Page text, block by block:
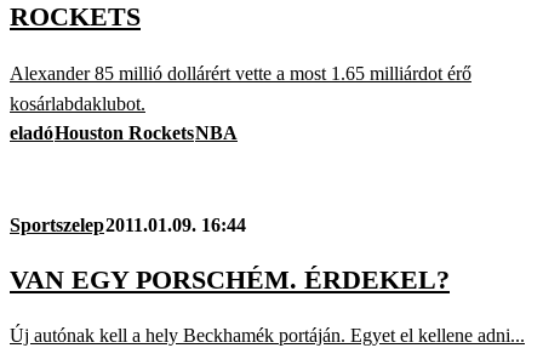
ROCKETS
Alexander 85 millió dollárért vette a most 1.65 milliárdot érő
kosárlabdaklubot.
eladóHouston RocketsNBA
Sportszelep2011.01.09. 16:44
VAN EGY PORSCHÉM. ÉRDEKEL?
Új autónak kell a hely Beckhamék portáján. Egyet el kellene adni...